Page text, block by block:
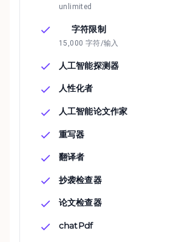
unlimited
字符限制
15,000 字符/输入
人工智能探测器
人性化者
人工智能论文作家
重写器
翻译者
抄袭检查器
论文检查器
chatPdf